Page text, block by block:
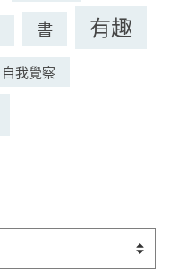
書 有趣
自我覺察